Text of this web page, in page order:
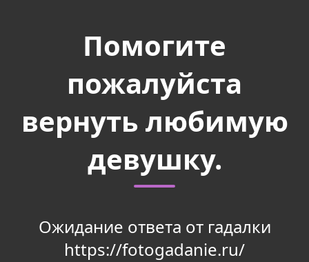
Помогите
пожалуйста
вернуть любимую
девушку.
Ожидание ответа от гадалки
https://fotogadanie.ru/